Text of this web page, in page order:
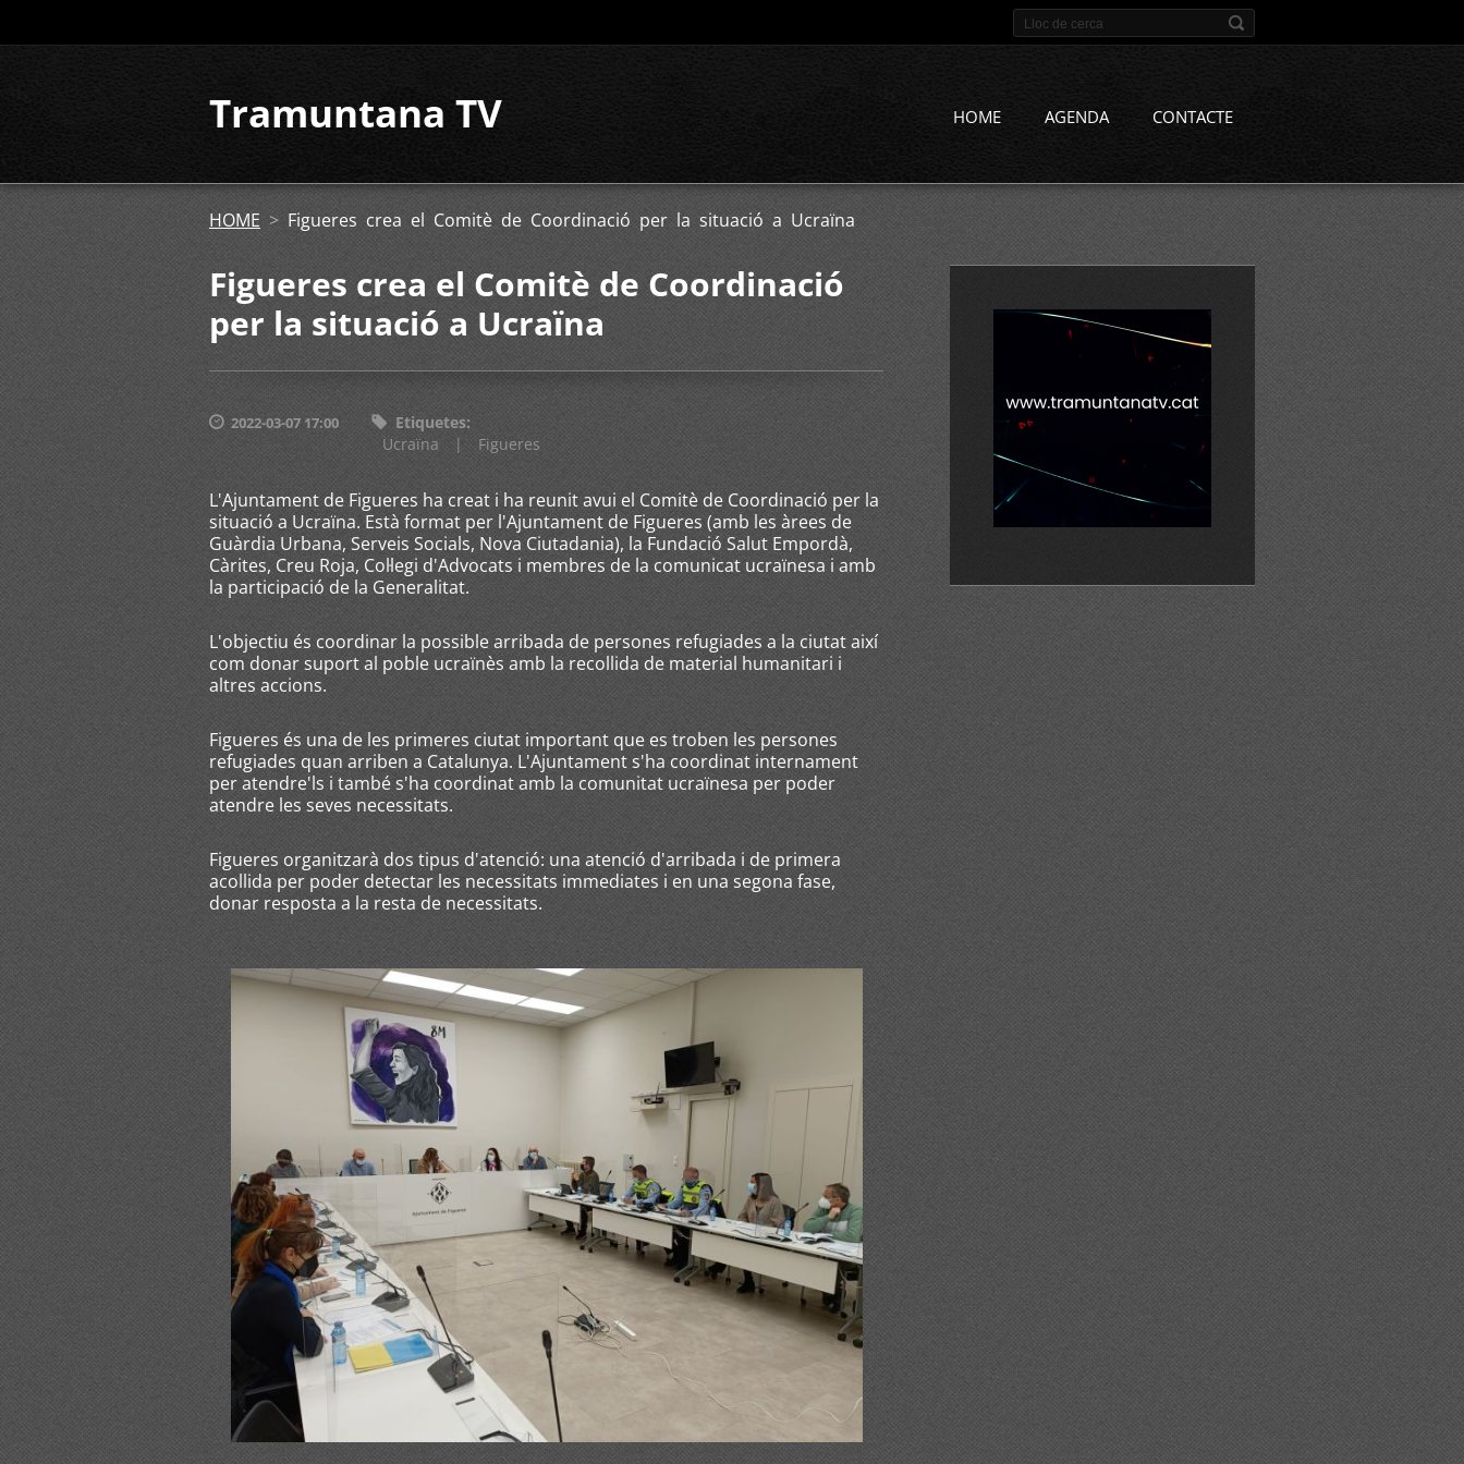
Tramuntana TV HOME AGENDA CONTACTE
HOME > Figueres crea el Comitè de Coordinació per la situació a Ucraïna
Figueres crea el Comitè de Coordinació
per la situació a Ucraïna
2022-03-07 17:00 Etiquetes:
Ucraïna
| Figueres
L'Ajuntament de Figueres ha creat i ha reunit avui el Comitè de Coordinació per la
situació a Ucraïna. Està format per l'Ajuntament de Figueres (amb les àrees de
Guàrdia Urbana, Serveis Socials, Nova Ciutadania), la Fundació Salut Empordà,
Càrites, Creu Roja, Col·legi d'Advocats i membres de la comunicat ucraïnesa i amb
la participació de la Generalitat.
L'objectiu és coordinar la possible arribada de persones refugiades a la ciutat així
com donar suport al poble ucraïnès amb la recollida de material humanitari i
altres accions.
Figueres és una de les primeres ciutat important que es troben les persones
refugiades quan arriben a Catalunya. L'Ajuntament s'ha coordinat internament
per atendre'ls i també s'ha coordinat amb la comunitat ucraïnesa per poder
atendre les seves necessitats.
Figueres organitzarà dos tipus d'atenció: una atenció d'arribada i de primera
acollida per poder detectar les necessitats immediates i en una segona fase,
donar resposta a la resta de necessitats.